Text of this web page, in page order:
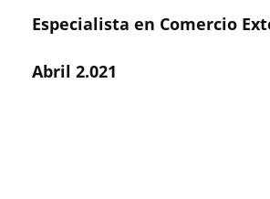
Especialista en Comercio
Abril 2.021